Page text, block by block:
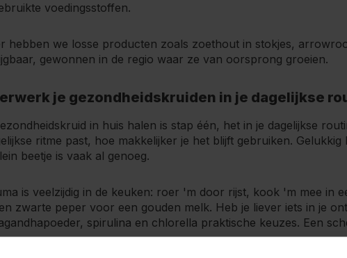
voedingsstoffen.
hebben we losse producten zoals zoethout in stokjes,
gewonnen in de regio waar ze van oorsprong groeien.
je gezondheidskruiden in je dagelijkse
in huis halen is stap één, het in je dagelijkse
ritme past, hoe makkelijker je het blijft gebruiken.
beetje is vaak al genoeg.
is veelzijdig in de keuken: roer 'm door rijst, kook 'm mee in
zwarte peper voor een gouden melk. Heb je liever iets in je
spirulina en chlorella praktische keuzes. Een